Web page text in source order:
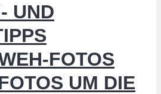
UND
FOTOS
UM DIE